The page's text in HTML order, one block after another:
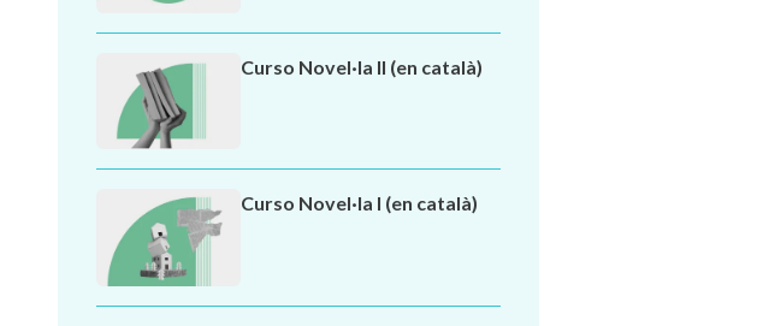
Curso Novel·la II (en català)
Curso Novel·la I (en català)